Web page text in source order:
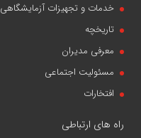
خدمات و تجهیزات آزمایشگاهی
تاریخچه
معرفی مدیران
مسئولیت اجتماعی
افتخارات
راه های ارتباطی